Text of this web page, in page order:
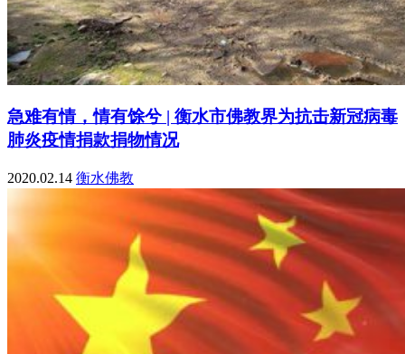
急难有情，情有馀兮 | 衡水市佛教界为抗击新冠病毒
肺炎疫情捐款捐物情况
2020.02.14 衡水佛教